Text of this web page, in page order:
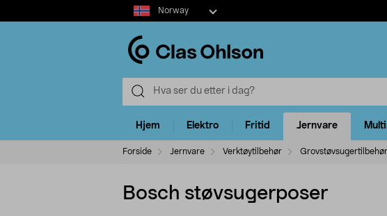
Select
market
Norway
Hjem Elektro Fritid Jernvare
Forside Jernvare Verktøytilbehør Grovstøvsugertilbehør
Bosch støvsugerposer